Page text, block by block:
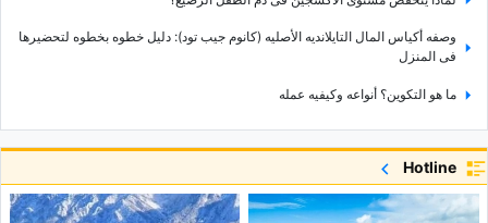
وصفه أکیاس المال التایلاندیه الأصلیه (کانوم جیب تود): دلیل خطوه بخطوه لتحضیرها
فی المنزل
ما هو التکوین؟ أنواعه وکیفیه عمله
شرح أنواع الأقلام: أیّ نوع منها هو الأنسب لک؟
ینبوع کانی غرافان: أعجوبه طبیعیه مخفیه فی قلب محافظه أذربیجان الغربیه
هل تختلف التارتات عن الفطائر؟ فهم الفرق بین هاتین الحلویین اللذیذتین
Hotline